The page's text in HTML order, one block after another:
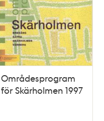
Områdesprogram
för Skärholmen 1997